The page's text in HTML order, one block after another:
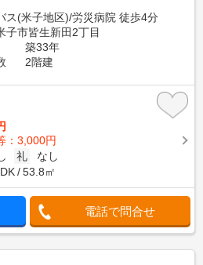
ス(米子地区)/労災病院 徒歩4分
子市皆生新田2丁目
築33年
2階建
：3,000円
礼
なし
53.8㎡
電話で問合せ